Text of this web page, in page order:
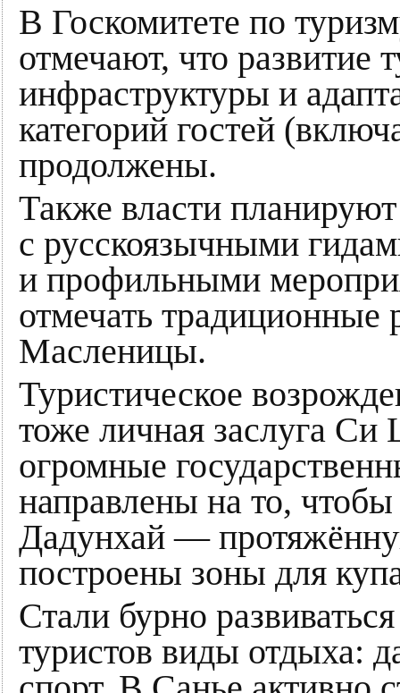
В Госкомитете по
отмечают, что развитие
инфраструктуры и
категорий гостей
продолжены.
Также власти
с русскоязычными
и профильными
отмечать традиционные
Масленицы.
Туристическое
тоже личная заслуга
огромные
направлены на то,
Дадунхай —
построены зоны для
Стали бурно
туристов виды отдыха: